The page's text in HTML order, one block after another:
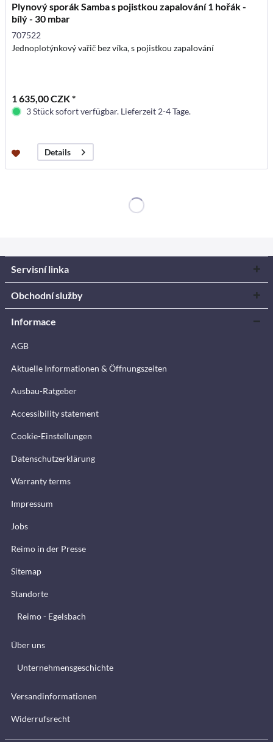
Plynový sporák Samba s pojistkou zapalování 1 hořák -
bílý - 30 mbar
707522
Jednoplotýnkový vařič bez víka, s pojistkou zapalování
1 635,00 CZK *
3 Stück sofort verfügbar. Lieferzeit 2-4 Tage.
Details
Servisní linka
Obchodní služby
Informace
AGB
Aktuelle Informationen & Öffnungszeiten
Ausbau-Ratgeber
Accessibility statement
Cookie-Einstellungen
Datenschutzerklärung
Warranty terms
Impressum
Jobs
Reimo in der Presse
Sitemap
Standorte
Reimo - Egelsbach
Über uns
Unternehmensgeschichte
Versandinformationen
Widerrufsrecht